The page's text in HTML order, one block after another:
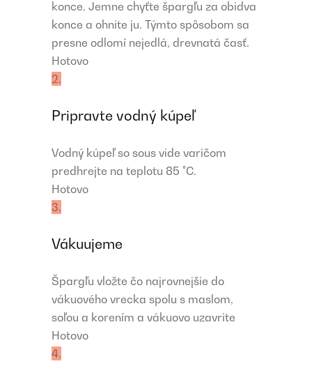
konce. Jemne chyťte špargľu za obidva
konce a ohnite ju. Týmto spôsobom sa
presne odlomí nejedlá, drevnatá časť.
Hotovo
2.
Pripravte vodný kúpeľ
Vodný kúpeľ so sous vide varičom
predhrejte na teplotu 85 °C.
Hotovo
3.
Vákuujeme
Špargľu vložte čo najrovnejšie do
vákuového vrecka spolu s maslom,
soľou a korením a vákuovo uzavrite
Hotovo
4.